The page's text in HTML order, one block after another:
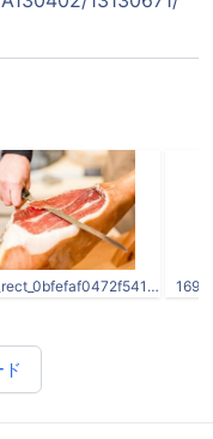
320x320_rect_0bfefaf0472f541ab4dc1a9300235425.jpg